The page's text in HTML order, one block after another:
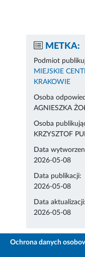
METKA:
Podmiot
MIEJSKIE
KRAKOWIE
Osoba
AGNIESZKA
Osoba
KRZYSZTOF
Data
2026-05-08
Data publikacji:
2026-05-08
Data aktualizacji:
2026-05-08
Ochrona danych